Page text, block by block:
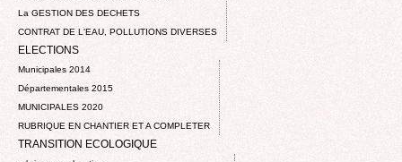
La GESTION DES DECHETS
CONTRAT DE L'EAU, POLLUTIONS DIVERSES
ELECTIONS
Municipales 2014
Départementales 2015
MUNICIPALES 2020
RUBRIQUE EN CHANTIER ET A COMPLETER
TRANSITION ECOLOGIQUE